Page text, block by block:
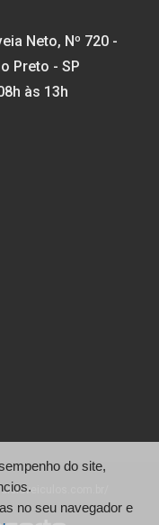
Neto, Nº 720 -
Preto - SP
às 13h
do site,
no seu navegador e